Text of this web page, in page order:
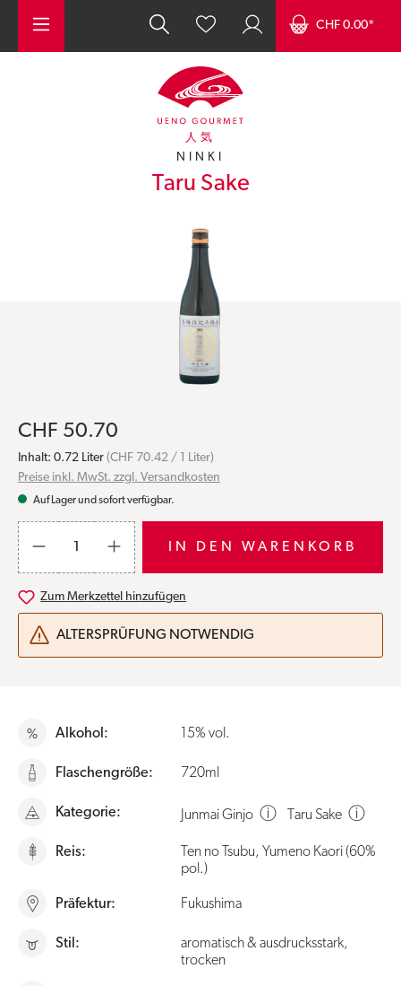
CHF 0.00*
人気
NINKI
Taru Sake
CHF 50.70
Inhalt: 0.72 Liter (CHF 70.42 / 1 Liter)
Preise inkl. MwSt. zzgl. Versandkosten
Auf Lager und sofort verfügbar.
Produkt Anzahl: Gib den gewünschten Wert ein oder benutze die
IN DEN WARENKORB
Zum Merkzettel hinzufügen
ALTERSPRÜFUNG NOTWENDIG
Alkohol: 15% vol.
Flaschengröße: 720ml
Kategorie: Junmai Ginjo ⓘ Taru Sake ⓘ
Reis:
Ten no Tsubu, Yumeno Kaori (60%
pol.)
Präfektur: Fukushima
Stil:
aromatisch & ausdrucksstark,
trocken